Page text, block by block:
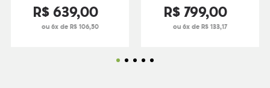
R$ 639,00
ou 6x de R$ 106,50
R$799,00
ou 6x de R$ 133,17